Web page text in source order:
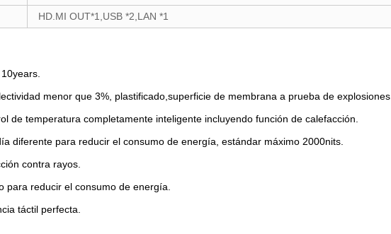
HD.MI OUT*1,USB *2,LAN *1
menor que 3%, plastificado,superficie de membrana a prueba de explosiones.
de temperatura completamente inteligente incluyendo función de calefacción.
diferente para reducir el consumo de energía, estándar máximo 2000nits.
contra rayos.
para reducir el consumo de energía.
táctil perfecta.